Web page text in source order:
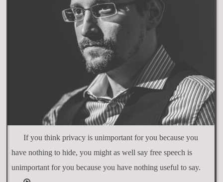
If you think privacy is unimportant for you because you
have nothing to hide, you might as well say free speech is
unimportant for you because you have nothing useful to say.